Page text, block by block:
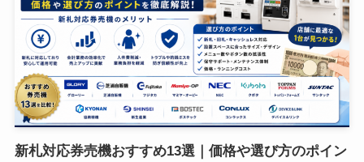
新札対応券売機おすすめ13選｜価格や選び方のポイン